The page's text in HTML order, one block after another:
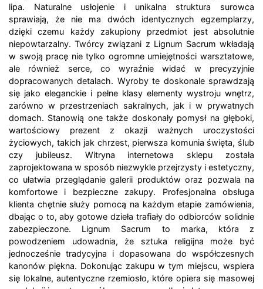
lipa. Naturalne usłojenie i unikalna struktura surowca
sprawiają, że nie ma dwóch identycznych egzemplarzy,
dzięki czemu każdy zakupiony przedmiot jest absolutnie
niepowtarzalny. Twórcy związani z Lignum Sacrum wkładają
w swoją pracę nie tylko ogromne umiejętności warsztatowe,
ale również serce, co wyraźnie widać w precyzyjnie
dopracowanych detalach. Wyroby te doskonale sprawdzają
się jako eleganckie i pełne klasy elementy wystroju wnętrz,
zarówno w przestrzeniach sakralnych, jak i w prywatnych
domach. Stanowią one także doskonały pomysł na głęboki,
wartościowy prezent z okazji ważnych uroczystości
życiowych, takich jak chrzest, pierwsza komunia święta, ślub
czy jubileusz. Witryna internetowa sklepu została
zaprojektowana w sposób niezwykle przejrzysty i estetyczny,
co ułatwia przeglądanie galerii produktów oraz pozwala na
komfortowe i bezpieczne zakupy. Profesjonalna obsługa
klienta chętnie służy pomocą na każdym etapie zamówienia,
dbając o to, aby gotowe dzieła trafiały do odbiorców solidnie
zabezpieczone. Lignum Sacrum to marka, która z
powodzeniem udowadnia, że sztuka religijna może być
jednocześnie tradycyjna i dopasowana do współczesnych
kanonów piękna. Dokonując zakupu w tym miejscu, wspiera
się lokalne, autentyczne rzemiosło, które opiera się masowej